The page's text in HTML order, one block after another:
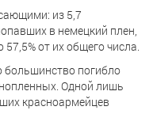
из 5,7
в немецкий плен,
от их общего числа.
большинство погибло
Одной лишь
красноармейцев